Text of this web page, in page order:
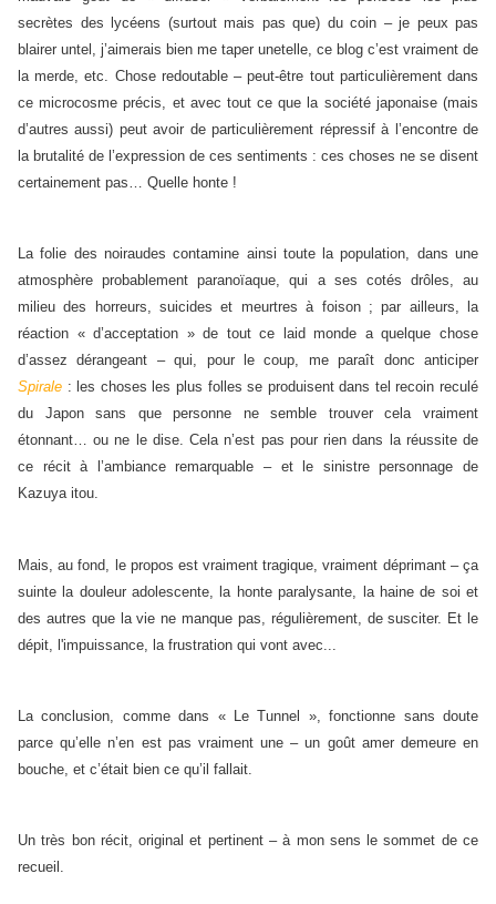
secrètes des lycéens (surtout mais pas que) du coin – je peux pas
blairer untel, j’aimerais bien me taper unetelle, ce blog c’est vraiment de
la merde, etc. Chose redoutable – peut-être tout particulièrement dans
ce microcosme précis, et avec tout ce que la société japonaise (mais
d’autres aussi) peut avoir de particulièrement répressif à l’encontre de
la brutalité de l’expression de ces sentiments : ces choses ne se disent
certainement pas… Quelle honte !
La folie des noiraudes contamine ainsi toute la population, dans une
atmosphère probablement paranoïaque, qui a ses cotés drôles, au
milieu des horreurs, suicides et meurtres à foison ; par ailleurs, la
réaction « d’acceptation » de tout ce laid monde a quelque chose
d’assez dérangeant – qui, pour le coup, me paraît donc anticiper
Spirale : les choses les plus folles se produisent dans tel recoin reculé
du Japon sans que personne ne semble trouver cela vraiment
étonnant… ou ne le dise. Cela n’est pas pour rien dans la réussite de
ce récit à l’ambiance remarquable – et le sinistre personnage de
Kazuya itou.
Mais, au fond, le propos est vraiment tragique, vraiment déprimant – ça
suinte la douleur adolescente, la honte paralysante, la haine de soi et
des autres que la vie ne manque pas, régulièrement, de susciter. Et le
dépit, l'impuissance, la frustration qui vont avec...
La conclusion, comme dans « Le Tunnel », fonctionne sans doute
parce qu’elle n’en est pas vraiment une – un goût amer demeure en
bouche, et c’était bien ce qu’il fallait.
Un très bon récit, original et pertinent – à mon sens le sommet de ce
recueil.